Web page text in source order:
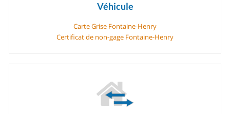
Véhicule
Carte Grise Fontaine-Henry
Certificat de non-gage Fontaine-Henry